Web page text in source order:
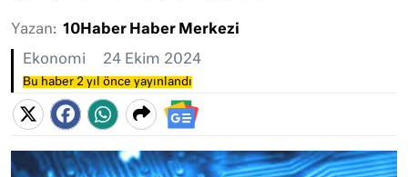
Yazan: 10Haber Haber Merkezi
Ekonomi 24 Ekim 2024
Bu haber 2 yıl önce yayınlandı